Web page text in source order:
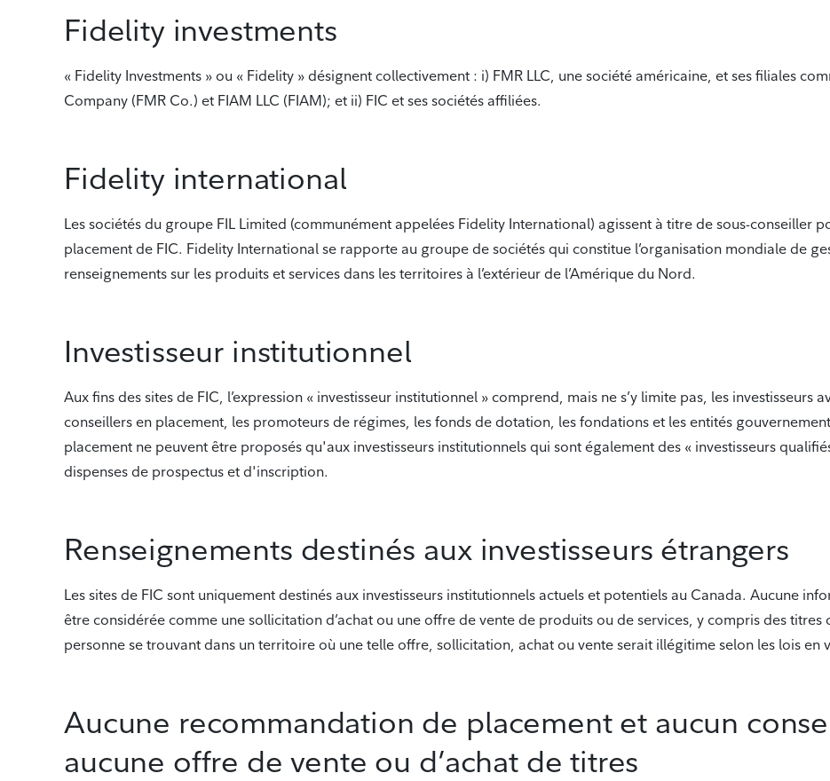
Fidelity investments
« Fidelity Investments » ou « Fidelity » désignent collectivement : i) FMR LLC, une société américaine, et ses filiales
Company (FMR Co.) et FIAM LLC (FIAM); et ii) FIC et ses sociétés affiliées.
Fidelity international
Les sociétés du groupe FIL Limited (communément appelées Fidelity International) agissent à titre de sous-conseiller
placement de FIC. Fidelity International se rapporte au groupe de sociétés qui constitue l’organisation mondiale de
renseignements sur les produits et services dans les territoires à l’extérieur de l’Amérique du Nord.
Investisseur institutionnel
Aux fins des sites de FIC, l’expression « investisseur institutionnel » comprend, mais ne s’y limite pas, les investisseurs
conseillers en placement, les promoteurs de régimes, les fonds de dotation, les fondations et les entités
placement ne peuvent être proposés qu'aux investisseurs institutionnels qui sont également des « investisseurs
dispenses de prospectus et d'inscription.
Renseignements destinés aux investisseurs étrangers
Les sites de FIC sont uniquement destinés aux investisseurs institutionnels actuels et potentiels au Canada. Aucune
être considérée comme une sollicitation d’achat ou une offre de vente de produits ou de services, y compris des
personne se trouvant dans un territoire où une telle offre, sollicitation, achat ou vente serait illégitime selon les lois en
Aucune recommandation de placement et aucun
aucune offre de vente ou d’achat de titres